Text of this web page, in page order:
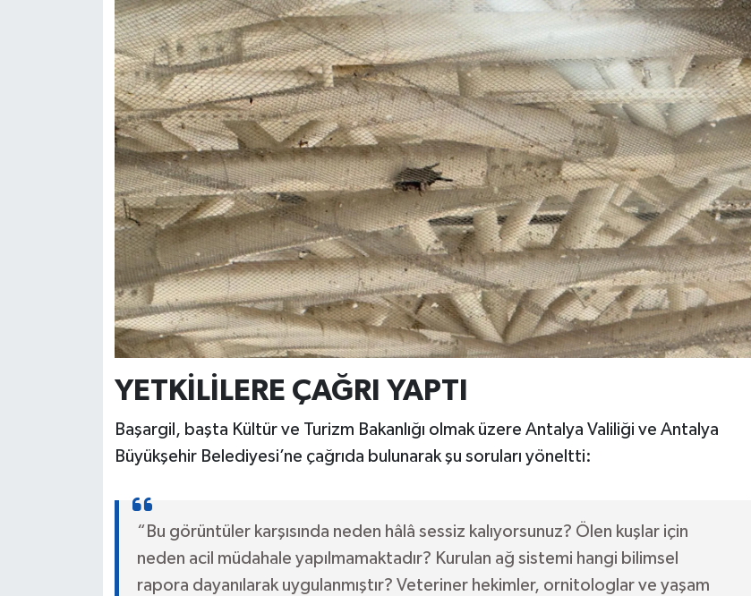
YETKİLİLERE ÇAĞRI YAPTI
Başargil, başta Kültür ve Turizm Bakanlığı olmak üzere Antalya Valiliği ve Antalya
Büyükşehir Belediyesi’ne çağrıda bulunarak şu soruları yöneltti:
“Bu görüntüler karşısında neden hâlâ sessiz kalıyorsunuz? Ölen kuşlar için
neden acil müdahale yapılmamaktadır? Kurulan ağ sistemi hangi bilimsel
rapora dayanılarak uygulanmıştır? Veteriner hekimler, ornitologlar ve yaşam